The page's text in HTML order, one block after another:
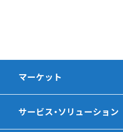
マーケット
サービス・ソリューション